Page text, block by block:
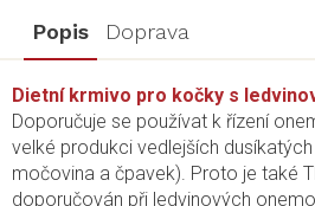
Popis Doprava
Dietní krmivo pro kočky s
Doporučuje se používat k řízení
velké produkci vedlejších
močovina a čpavek). Proto je také
doporučován při ledvinových